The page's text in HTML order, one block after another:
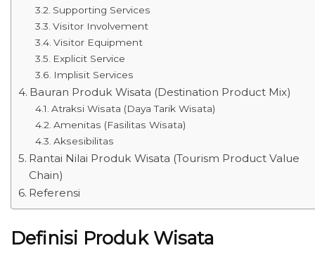
Supporting Services
Visitor Involvement
Visitor Equipment
Explicit Service
Implisit Services
Bauran Produk Wisata (Destination Product Mix)
Atraksi Wisata (Daya Tarik Wisata)
Amenitas (Fasilitas Wisata)
Aksesibilitas
Rantai Nilai Produk Wisata (Tourism Product Value
Chain)
Referensi
Definisi Produk Wisata